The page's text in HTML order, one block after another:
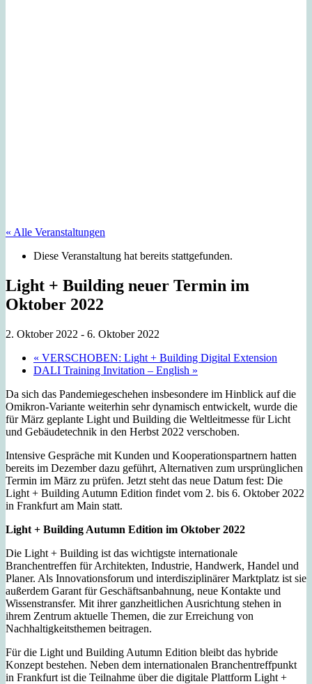
« Alle Veranstaltungen
Diese Veranstaltung hat bereits stattgefunden.
Light + Building neuer Termin im
Oktober 2022
2. Oktober 2022 - 6. Oktober 2022
« VERSCHOBEN: Light + Building Digital Extension
DALI Training Invitation – English »
Da sich das Pandemiegeschehen insbesondere im Hinblick auf die
Omikron-Variante weiterhin sehr dynamisch entwickelt, wurde die
für März geplante Light und Building die Weltleitmesse für Licht
und Gebäudetechnik in den Herbst 2022 verschoben.
Intensive Gespräche mit Kunden und Kooperationspartnern hatten
bereits im Dezember dazu geführt, Alternativen zum ursprünglichen
Termin im März zu prüfen. Jetzt steht das neue Datum fest: Die
Light + Building Autumn Edition findet vom 2. bis 6. Oktober 2022
in Frankfurt am Main statt.
Light + Building Autumn Edition im Oktober 2022
Die Light + Building ist das wichtigste internationale
Branchentreffen für Architekten, Industrie, Handwerk, Handel und
Planer. Als Innovationsforum und interdisziplinärer Marktplatz ist sie
außerdem Garant für Geschäftsanbahnung, neue Kontakte und
Wissenstransfer. Mit ihrer ganzheitlichen Ausrichtung stehen in
ihrem Zentrum aktuelle Themen, die zur Erreichung von
Nachhaltigkeitsthemen beitragen.
Für die Light und Building Autumn Edition bleibt das hybride
Konzept bestehen. Neben dem internationalen Branchentreffpunkt
in Frankfurt ist die Teilnahme über die digitale Plattform Light +